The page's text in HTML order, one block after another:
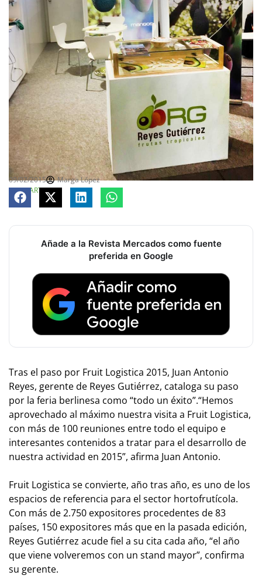
09/02/2015
Marga López
COMPARTE
Añade a la Revista Mercados como fuente
preferida en Google
Tras el paso por Fruit Logistica 2015, Juan Antonio
Reyes, gerente de Reyes Gutiérrez, cataloga su paso
por la feria berlinesa como “todo un éxito”.“Hemos
aprovechado al máximo nuestra visita a Fruit Logistica,
con más de 100 reuniones entre todo el equipo e
interesantes contenidos a tratar para el desarrollo de
nuestra actividad en 2015”, afirma Juan Antonio.
Fruit Logistica se convierte, año tras año, es uno de los
espacios de referencia para el sector hortofrutícola.
Con más de 2.750 expositores procedentes de 83
países, 150 expositores más que en la pasada edición,
Reyes Gutiérrez acude fiel a su cita cada año, “el año
que viene volveremos con un stand mayor”, confirma
su gerente.